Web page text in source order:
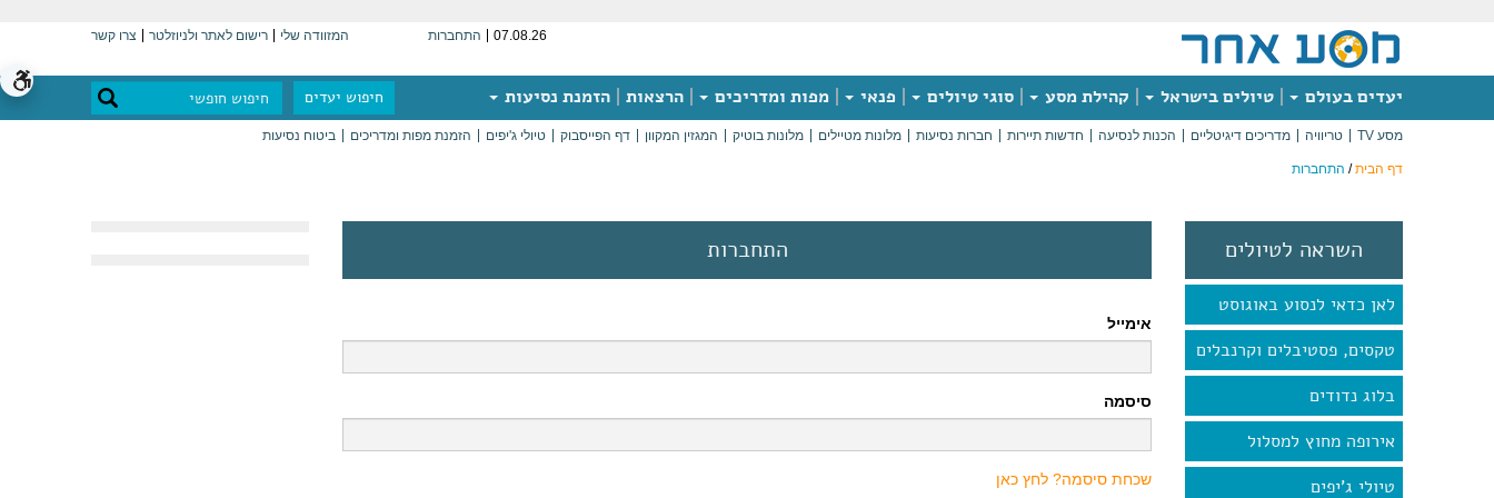
07.08.26 התחברות המזוודה שלי רישום לאתר ולניוזלטר צרו קשר
יעדים בעולם טיולים בישראל קהילת מסע סוגי טיולים פנאי מפות ומדריכים הרצאות הזמנת נסיעות חיפוש יעדים
מסע TV טריוויה מדריכים דיגיטליים הכנות לנסיעה חדשות תיירות חברות נסיעות מלונות מטיילים מלונות בוטיק המגזין המקוון דף הפייסבוק טיולי ג'יפים הזמנת מפות ומדריכים ביטוח נסיעות
דף הבית/ התחברות
השראה לטיולים
לאן כדאי לנסוע באוגוסט
טקסים, פסטיבלים וקרנבלים
בלוג נדודים
אירופה מחוץ למסלול
טיולי ג'יפים
התחברות
אימייל
סיסמה
שכחת סיסמה? לחץ כאן